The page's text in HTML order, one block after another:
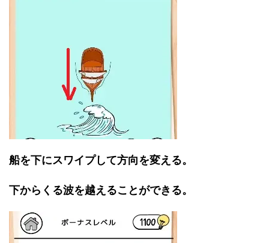
船を下にスワイプして方向を変える。
下からくる波を越えることができる。